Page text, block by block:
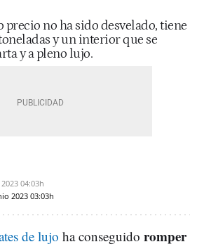
precio no ha sido desvelado, tiene
y un interior que se
y a pleno lujo.
04:03h
2023 03:03h
de lujo ha conseguido romper